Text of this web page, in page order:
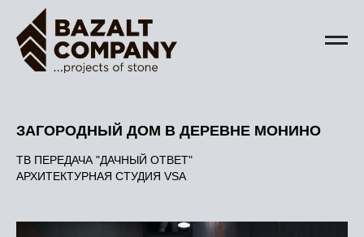
ЗАГОРОДНЫЙ ДОМ В ДЕРЕВНЕ МОНИНО
ТВ ПЕРЕДАЧА "ДАЧНЫЙ ОТВЕТ"
АРХИТЕКТУРНАЯ СТУДИЯ VSA